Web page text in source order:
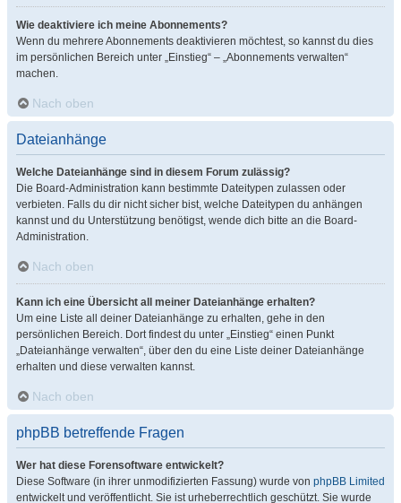
Wie deaktiviere ich meine Abonnements?
Wenn du mehrere Abonnements deaktivieren möchtest, so kannst du dies
im persönlichen Bereich unter „Einstieg“ – „Abonnements verwalten“
machen.
Nach oben
Dateianhänge
Welche Dateianhänge sind in diesem Forum zulässig?
Die Board-Administration kann bestimmte Dateitypen zulassen oder
verbieten. Falls du dir nicht sicher bist, welche Dateitypen du anhängen
kannst und du Unterstützung benötigst, wende dich bitte an die Board-
Administration.
Nach oben
Kann ich eine Übersicht all meiner Dateianhänge erhalten?
Um eine Liste all deiner Dateianhänge zu erhalten, gehe in den
persönlichen Bereich. Dort findest du unter „Einstieg“ einen Punkt
„Dateianhänge verwalten“, über den du eine Liste deiner Dateianhänge
erhalten und diese verwalten kannst.
Nach oben
phpBB betreffende Fragen
Wer hat diese Forensoftware entwickelt?
Diese Software (in ihrer unmodifizierten Fassung) wurde von phpBB Limited
entwickelt und veröffentlicht. Sie ist urheberrechtlich geschützt. Sie wurde